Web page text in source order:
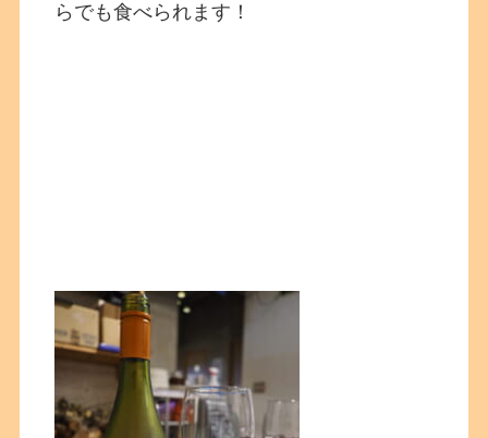
らでも食べられます！